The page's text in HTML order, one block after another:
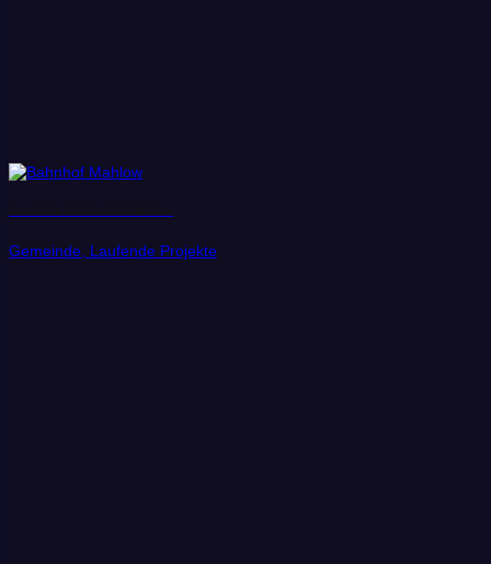
Gemeinde, Laufende Projekte